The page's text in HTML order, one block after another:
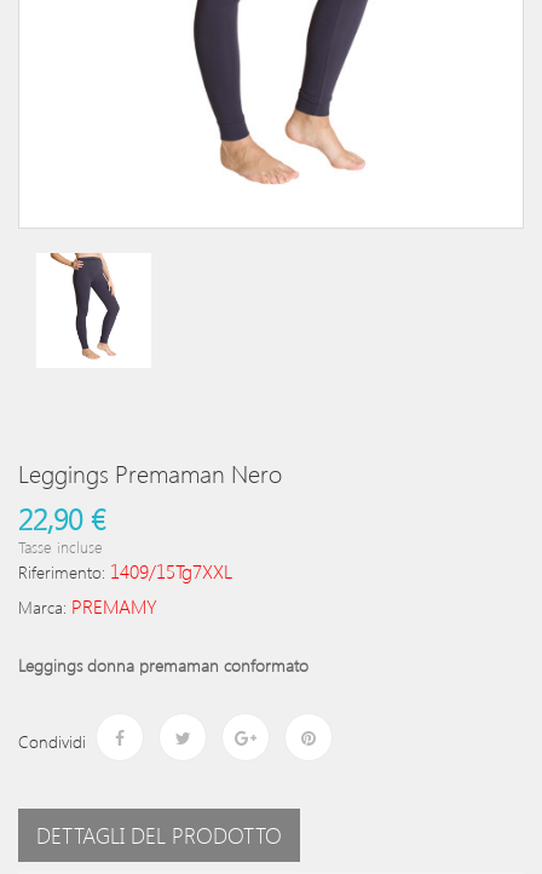
Leggings Premaman Nero
22,90 €
Tasse incluse
Riferimento: 1409/15Tg7XXL
Marca: PREMAMY
Leggings donna premaman conformato
Condividi
DETTAGLI DEL PRODOTTO